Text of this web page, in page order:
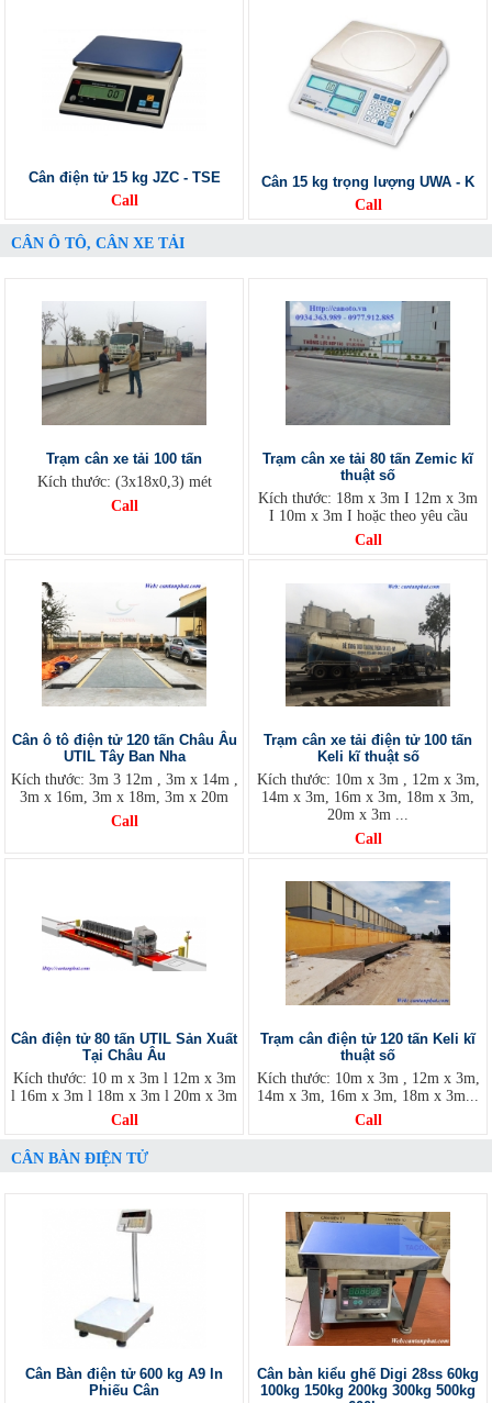
Cân điện tử 15 kg JZC - TSE
Call
Cân 15 kg trọng lượng UWA - K
Call
CÂN Ô TÔ, CÂN XE TẢI
Trạm cân xe tải 100 tấn
Kích thước: (3x18x0,3) mét
Call
Trạm cân xe tải 80 tấn Zemic kĩ
thuật số
Kích thước: 18m x 3m I 12m x 3m
I 10m x 3m I hoặc theo yêu cầu
Call
Cân ô tô điện tử 120 tấn Châu Âu
UTIL Tây Ban Nha
Kích thước: 3m 3 12m , 3m x 14m ,
3m x 16m, 3m x 18m, 3m x 20m
Call
Trạm cân xe tải điện tử 100 tấn
Keli kĩ thuật số
Kích thước: 10m x 3m , 12m x 3m,
14m x 3m, 16m x 3m, 18m x 3m,
20m x 3m ...
Call
Cân điện tử 80 tấn UTIL Sản Xuất
Tại Châu Âu
Kích thước: 10 m x 3m l 12m x 3m
l 16m x 3m l 18m x 3m l 20m x 3m
Call
Trạm cân điện tử 120 tấn Keli kĩ
thuật số
Kích thước: 10m x 3m , 12m x 3m,
14m x 3m, 16m x 3m, 18m x 3m...
Call
CÂN BÀN ĐIỆN TỬ
Cân Bàn điện tử 600 kg A9 In
Phiếu Cân
Cân bàn kiểu ghế Digi 28ss 60kg
100kg 150kg 200kg 300kg 500kg